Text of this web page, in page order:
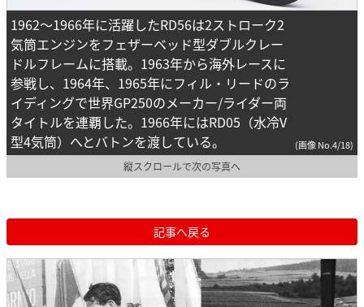
1962～1966年に活躍したRD56は2ストローク2
気筒エンジンをフェザーベッド型ダブルクレー
ドルフレームに搭載。1963年から海外レースに
参戦し、1964年、1965年にフィル・リードのラ
イディングで世界GP250のメーカー/ライダー両
タイトルを連覇した。1966年にはRD05（水冷V
型4気筒）へとバトンを渡している。
(画像 No.4/18)
縦スクロールで次の写真へ
記事へ戻る